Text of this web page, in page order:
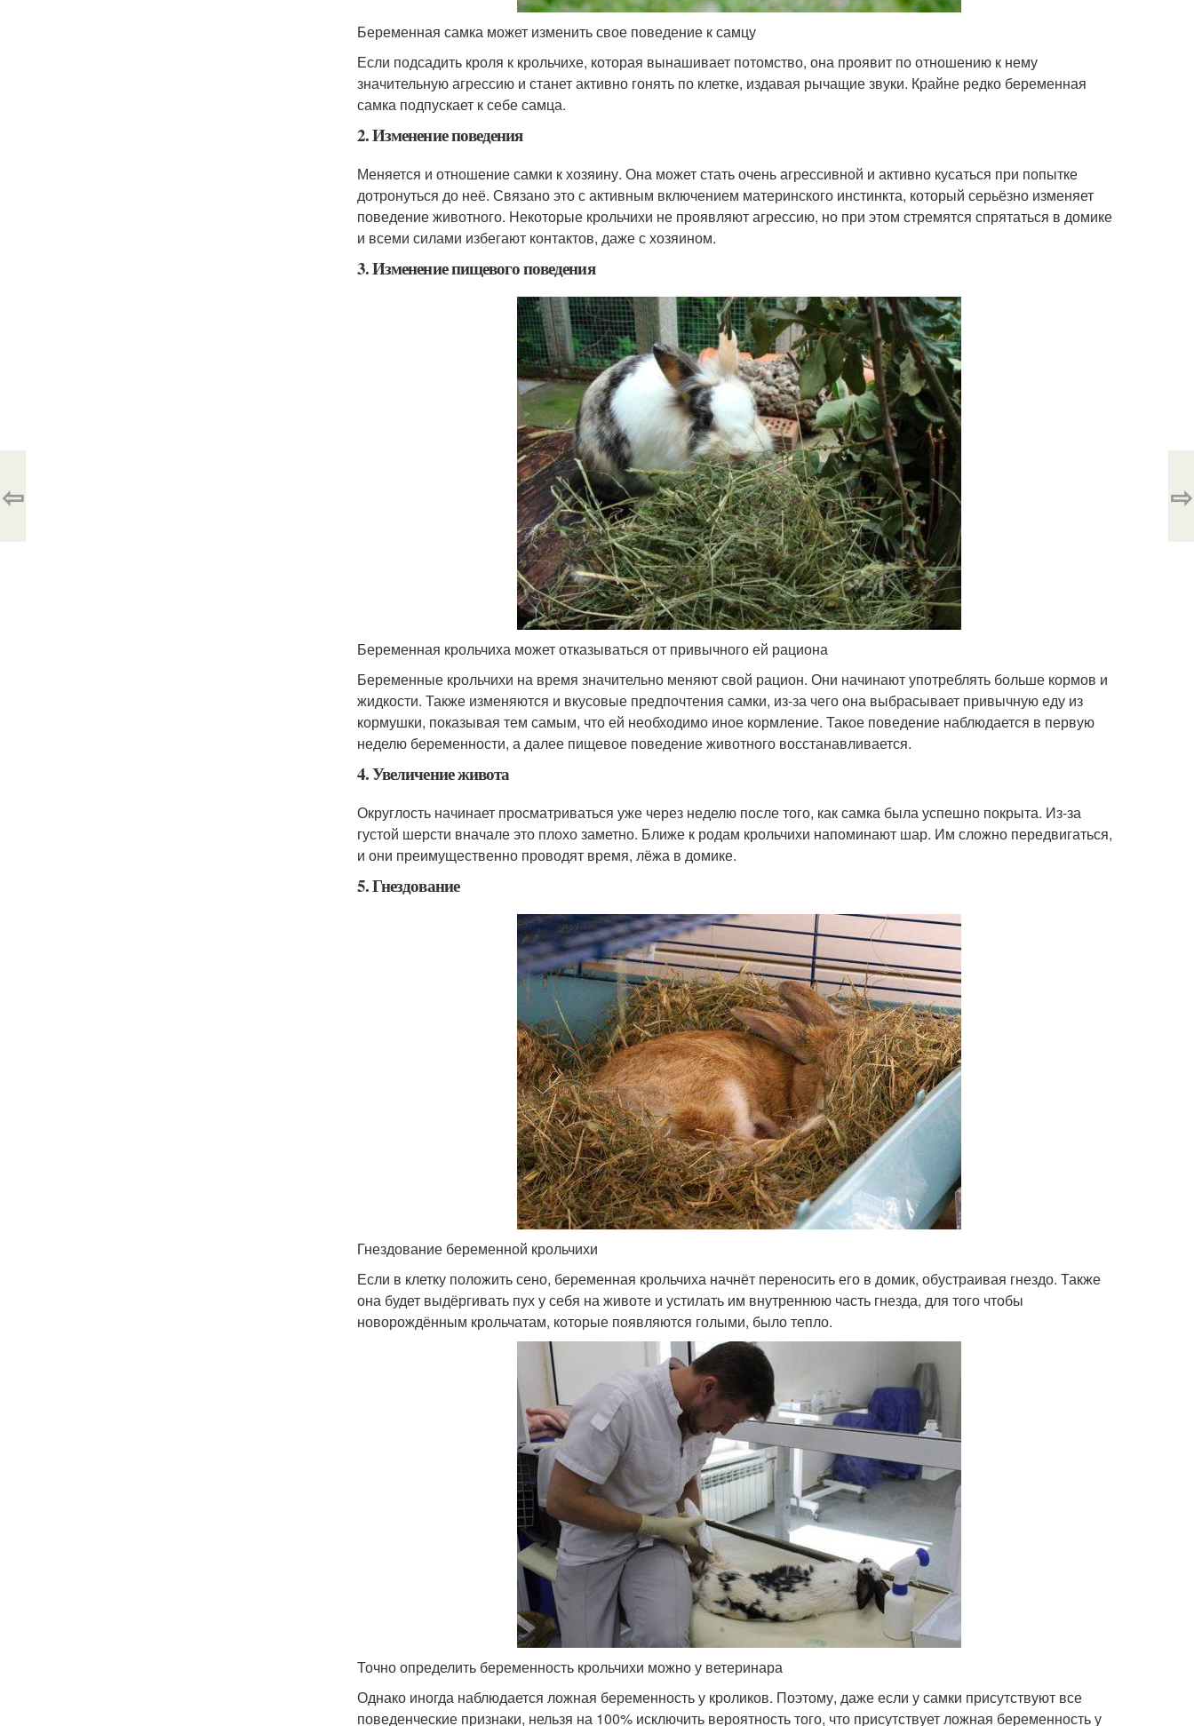
Беременная самка может изменить свое поведение к самцу
Если подсадить кроля к крольчихе, которая вынашивает потомство, она проявит по отношению к нему
значительную агрессию и станет активно гонять по клетке, издавая рычащие звуки. Крайне редко беременная
самка подпускает к себе самца.
2. Изменение поведения
Меняется и отношение самки к хозяину. Она может стать очень агрессивной и активно кусаться при попытке
дотронуться до неё. Связано это с активным включением материнского инстинкта, который серьёзно изменяет
поведение животного. Некоторые крольчихи не проявляют агрессию, но при этом стремятся спрятаться в домике
и всеми силами избегают контактов, даже с хозяином.
3. Изменение пищевого поведения
Беременная крольчиха может отказываться от привычного ей рациона
Беременные крольчихи на время значительно меняют свой рацион. Они начинают употреблять больше кормов и
жидкости. Также изменяются и вкусовые предпочтения самки, из-за чего она выбрасывает привычную еду из
кормушки, показывая тем самым, что ей необходимо иное кормление. Такое поведение наблюдается в первую
неделю беременности, а далее пищевое поведение животного восстанавливается.
4. Увеличение живота
Округлость начинает просматриваться уже через неделю после того, как самка была успешно покрыта. Из-за
густой шерсти вначале это плохо заметно. Ближе к родам крольчихи напоминают шар. Им сложно передвигаться,
и они преимущественно проводят время, лёжа в домике.
5. Гнездование
Гнездование беременной крольчихи
Если в клетку положить сено, беременная крольчиха начнёт переносить его в домик, обустраивая гнездо. Также
она будет выдёргивать пух у себя на животе и устилать им внутреннюю часть гнезда, для того чтобы
новорождённым крольчатам, которые появляются голыми, было тепло.
Точно определить беременность крольчихи можно у ветеринара
Однако иногда наблюдается ложная беременность у кроликов. Поэтому, даже если у самки присутствуют все
поведенческие признаки, нельзя на 100% исключить вероятность того, что присутствует ложная беременность у
⇦ ⇨